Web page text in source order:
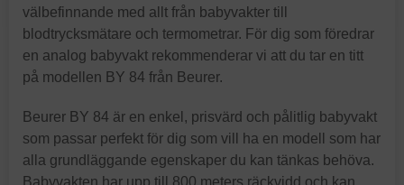
välbefinnande med allt från babyvakter till
blodtrycksmätare och termometrar. För dig som föredrar
en analog babyvakt rekommenderar vi att du tar en titt
på modellen BY 84 från Beurer.
Beurer BY 84 är en enkel, prisvärd och pålitlig babyvakt
som passar perfekt för dig som vill ha en modell som har
alla grundläggande egenskaper du kan tänkas behöva.